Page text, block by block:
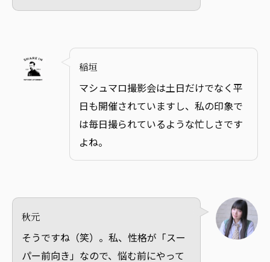
稲垣
マシュマロ撮影会は土日だけでなく平
日も開催されていますし、私の印象で
は毎日撮られているような忙しさです
よね。
秋元
そうですね（笑）。私、性格が「スー
パー前向き」なので、悩む前にやって